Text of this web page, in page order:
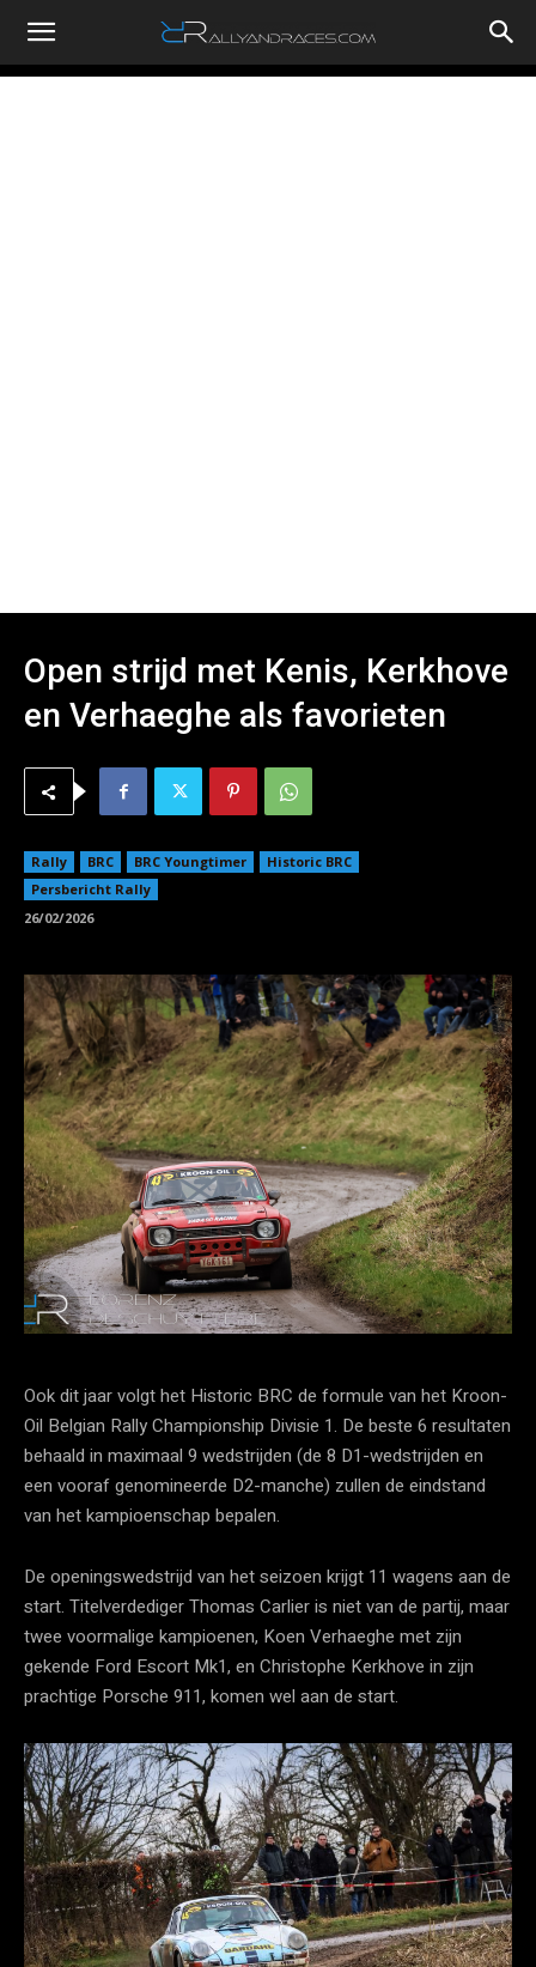
RallyandRaces.com
Open strijd met Kenis, Kerkhove
en Verhaeghe als favorieten
Rally BRC BRC Youngtimer
Historic BRC
Persbericht Rally
26/02/2026
Ook dit jaar volgt het Historic BRC de formule van het Kroon-
Oil Belgian Rally Championship Divisie 1. De beste 6 resultaten
behaald in maximaal 9 wedstrijden (de 8 D1-wedstrijden en
een vooraf genomineerde D2-manche) zullen de eindstand
van het kampioenschap bepalen.
De openingswedstrijd van het seizoen krijgt 11 wagens aan de
start. Titelverdediger Thomas Carlier is niet van de partij, maar
twee voormalige kampioenen, Koen Verhaeghe met zijn
gekende Ford Escort Mk1, en Christophe Kerkhove in zijn
prachtige Porsche 911, komen wel aan de start.